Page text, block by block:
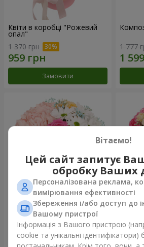
Квіти в коробці "Рожевий
опал"
1 370 грн
Замовити
1 777
Квіти в коробці "Щастя не
оминеш"
1 599 грн
Квіти
2 110
Вітаємо!
Цей сайт запитує
обробку Ваших
Персоналізована реклама,
вимірювання ефективності
Збереження і/або доступ до
Вашому пристрої
Інформація з Вашого пристрою
cookie та унікальні ідентифікатори)